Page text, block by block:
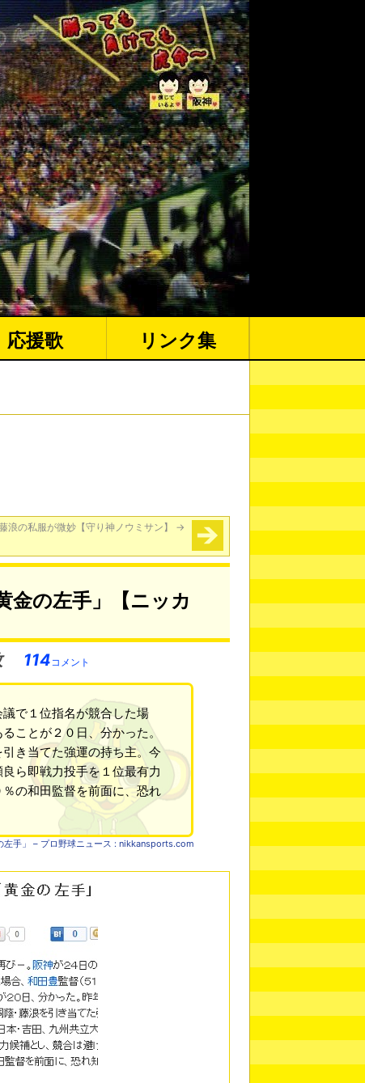
応援歌 リンク集
浪の私服が微妙【守り神ノウミサン】 →
金の左手」【ニッカ
114コメント
で１位指名が競合した場
ことが２０日、分かった。
き当てた強運の持ち主。今
ら即戦力投手を１位最有力
の和田監督を前面に、恐れ
左手」 – プロ野球ニュース : nikkansports.com